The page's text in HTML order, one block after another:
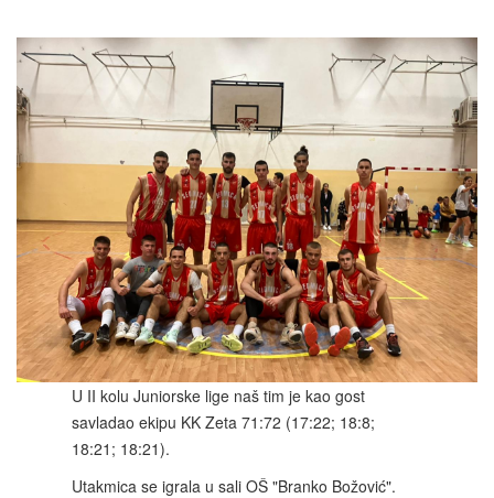
U II kolu Juniorske lige naš tim je kao gost
savladao ekipu KK Zeta 71:72 (17:22; 18:8;
18:21; 18:21).
Utakmica se igrala u sali OŠ "Branko Božović".